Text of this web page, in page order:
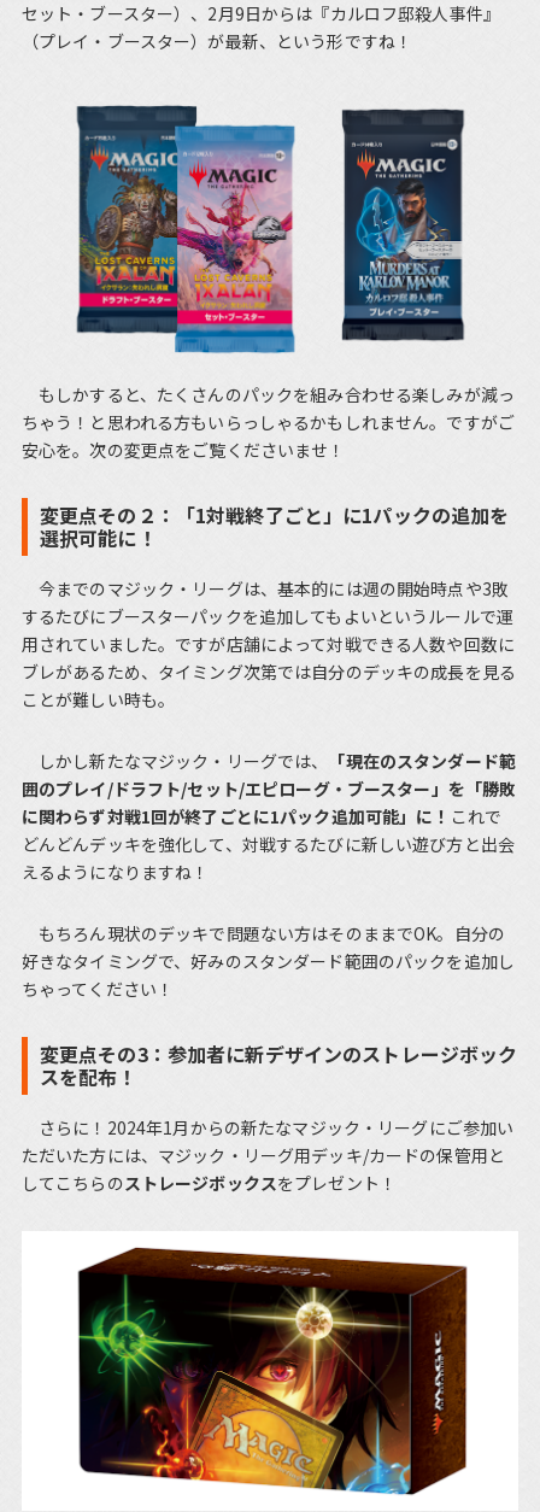
セット・ブースター）、2月9日からは『カルロフ邸殺人事件』
（プレイ・ブースター）が最新、という形ですね！
もしかすると、たくさんのパックを組み合わせる楽しみが減っ
ちゃう！と思われる方もいらっしゃるかもしれません。ですがご
安心を。次の変更点をご覧くださいませ！
変更点その２：「1対戦終了ごと」に1パックの追加を
選択可能に！
今までのマジック・リーグは、基本的には週の開始時点や3敗
するたびにブースターパックを追加してもよいというルールで運
用されていました。ですが店舗によって対戦できる人数や回数に
ブレがあるため、タイミング次第では自分のデッキの成長を見る
ことが難しい時も。
しかし新たなマジック・リーグでは、
「現在のスタンダード範
囲のプレイ/ドラフト/セット/エピローグ・ブースター」を「勝敗
に関わらず対戦1回が終了ごとに1パック追加可能」に！ これで
どんどんデッキを強化して、対戦するたびに新しい遊び方と出会
えるようになりますね！
もちろん現状のデッキで問題ない方はそのままでOK。自分の
好きなタイミングで、好みのスタンダード範囲のパックを追加し
ちゃってください！
変更点その3：参加者に新デザインのストレージボック
スを配布！
さらに！2024年1月からの新たなマジック・リーグにご参加い
ただいた方には、マジック・リーグ用デッキ/カードの保管用と
してこちらのストレージボックスをプレゼント！